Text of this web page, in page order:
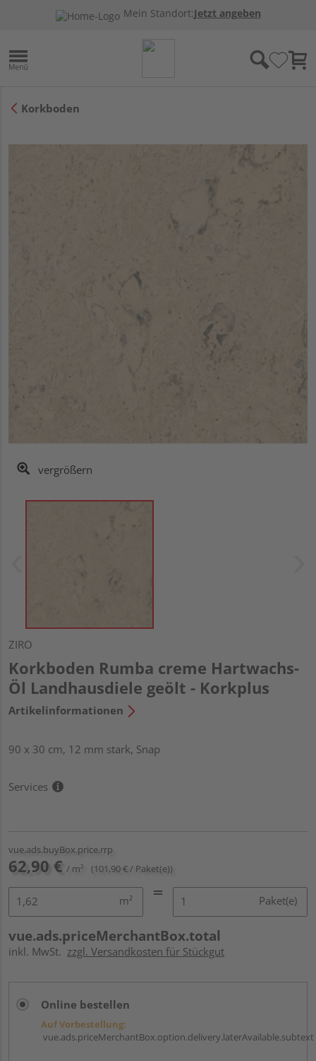
Mein Standort:Jetzt angeben
Korkboden
vergrößern
ZIRO
Korkboden Rumba creme Hartwachs-
Öl Landhausdiele geölt - Korkplus
Artikelinformationen
90 x 30 cm, 12 mm stark, Snap
Services
vue.ads.buyBox.price.rrp
62,90 € / m² (101,90 € / Paket(e))
m² Paket(e)
vue.ads.priceMerchantBox.total
inkl. MwSt. zzgl. Versandkosten für Stückgut
Online bestellen
Auf Vorbestellung:
vue.ads.priceMerchantBox.option.delivery.laterAvailable.subtext